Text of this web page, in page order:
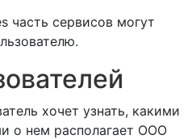
часть сервисов могут
хочет узнать, какими
о нем располагает ООО